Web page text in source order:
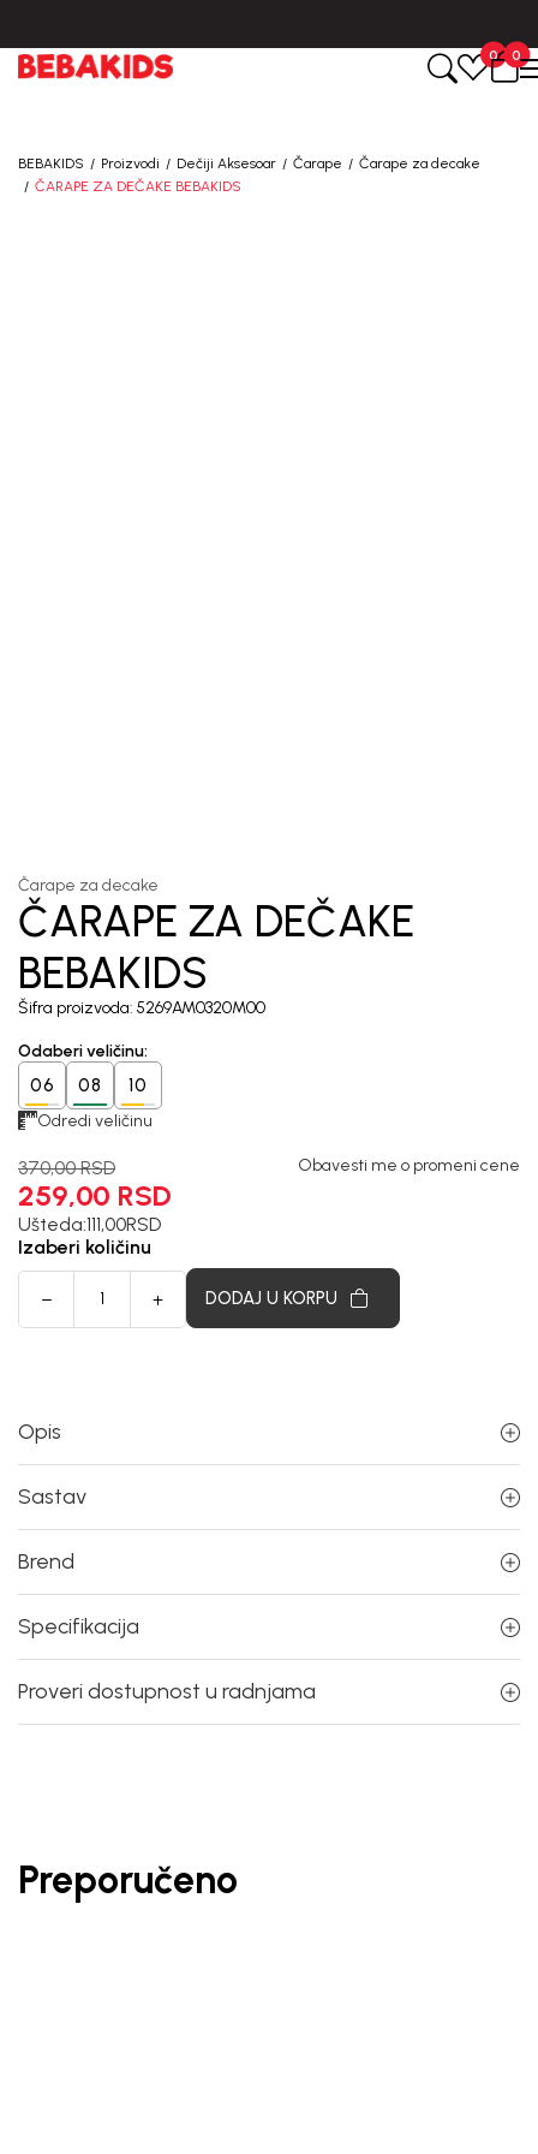
0
0
BEBAKIDS Proizvodi Dečiji Aksesoar Čarape
Čarape za decake
ČARAPE ZA DEČAKE BEBAKIDS
Čarape za decake
ČARAPE ZA DEČAKE
BEBAKIDS
Šifra proizvoda: 5269AM0320M00
Odaberi veličinu:
06 08 10
Odredi veličinu
370,00 RSD
259,00 RSD
Ušteda:111,00RSD
Obavesti me o promeni cene
Izaberi količinu
DODAJ U KORPU
Opis
Sastav
Brend
Specifikacija
Proveri dostupnost u radnjama
Preporučeno